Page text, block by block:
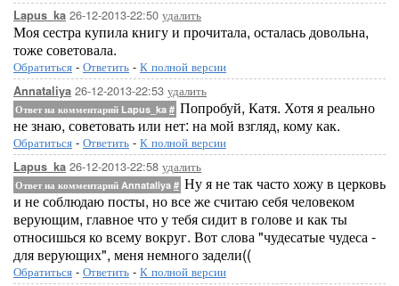
Lapus_ka 26-12-2013-22:50 удалить
Моя сестра купила книгу и прочитала, осталась довольна,
тоже советовала.
Обратиться - Ответить - К полной версии
Annataliya 26-12-2013-22:53 удалить
Ответ на комментарий Lapus_ka # Попробуй, Катя. Хотя я реально
не знаю, советовать или нет: на мой взгляд, кому как.
Обратиться - Ответить - К полной версии
Lapus_ka 26-12-2013-22:58 удалить
Ответ на комментарий Annataliya # Ну я не так часто хожу в церковь
и не соблюдаю посты, но все же считаю себя человеком
верующим, главное что у тебя сидит в голове и как ты
относишься ко всему вокруг. Вот слова "чудесатые чудеса -
для верующих", меня немного задели((
Обратиться - Ответить - К полной версии